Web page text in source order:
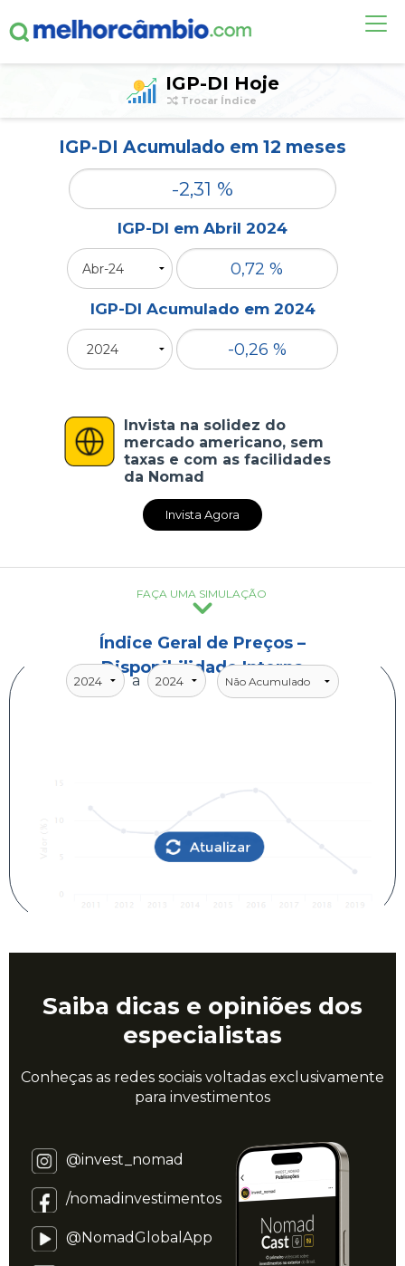
ALERTA DE CÂMBIO
CONTA INTERNACIONAL
Acesse sua conta:
ÁREA DO CLIENTE
BROKER DE OFERTAS
CADASTRE-SE
IGP-DI Hoje
Trocar Índice
IGP-DI Acumulado em 12 meses
IGP-DI em Abril 2024
IGP-DI Acumulado em 2024
Invista na solidez do
mercado americano, sem
taxas e com as facilidades
da Nomad
Invista Agora
FAÇA UMA SIMULAÇÃO
a
Índice Geral de Preços –
Disponibilidade Interna
Saiba dicas e opiniões dos
especialistas
Conheças as redes sociais voltadas exclusivamente
para investimentos
@invest_nomad
/nomadinvestimentos
@NomadGlobalApp